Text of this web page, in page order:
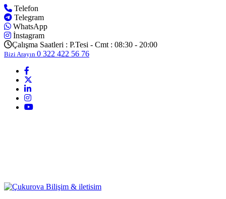
Telefon
Telegram
WhatsApp
İnstagram
Çalışma Saatleri : P.Tesi - Cmt : 08:30 - 20:00
Bizi Arayın 0 322 422 56 76